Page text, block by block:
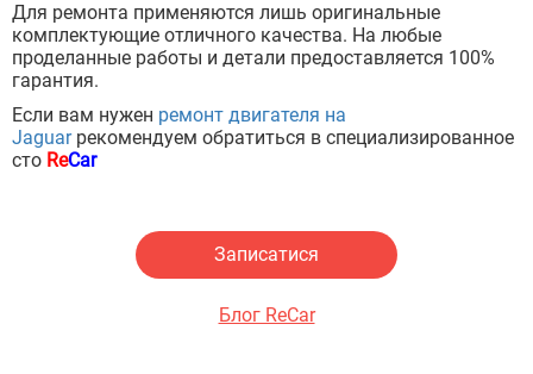
Для ремонта применяются лишь оригинальные
комплектующие отличного качества. На любые
проделанные работы и детали предоставляется 100%
гарантия.
Если вам нужен ремонт двигателя на
Jaguarрекомендуем обратиться в специализированное
сто ReCar
Записатися
Блог ReCar